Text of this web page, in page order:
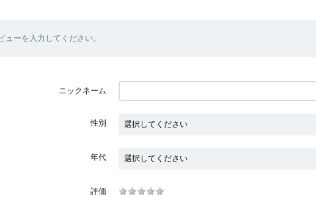
ューを入力してください。
ニックネーム
性別
年代
評価